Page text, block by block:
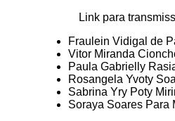
Link para
Fraulein Vidigal de
Vitor Miranda
Paula Gabrielly
Rosangela Yvoty
Sabrina Yry Poty
Soraya Soares Para